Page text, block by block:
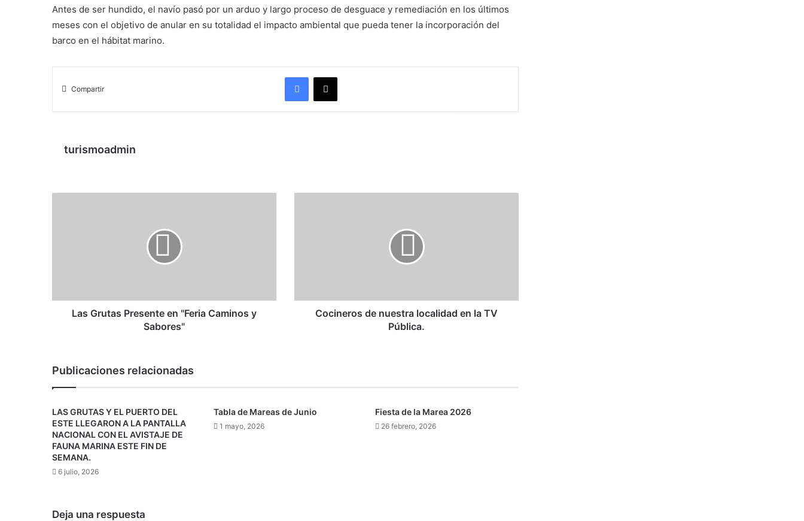
Antes de ser hundido, el navío pasó por un arduo y largo proceso de desguace y remediación en los últimos
meses con el objetivo de anular en su totalidad el impacto ambiental que pueda tener la incorporación del
barco en el hábitat marino.
Compartir
Facebook
X
turismoadmin
Las Grutas Presente en "Feria Caminos y
Sabores"
Cocineros de nuestra localidad en la TV
Pública.
Publicaciones relacionadas
LAS GRUTAS Y EL PUERTO DEL
ESTE LLEGARON A LA PANTALLA
NACIONAL CON EL AVISTAJE DE
FAUNA MARINA ESTE FIN DE
SEMANA.
6 julio, 2026
Tabla de Mareas de Junio
1 mayo, 2026
Fiesta de la Marea 2026
26 febrero, 2026
Deja una respuesta